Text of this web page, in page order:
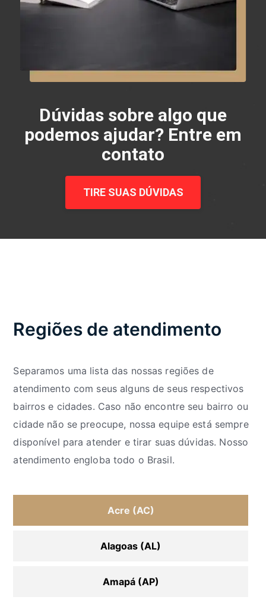
Dúvidas sobre algo que
podemos ajudar? Entre em
contato
TIRE SUAS DÚVIDAS
Regiões de atendimento
Separamos uma lista das nossas regiões de
atendimento com seus alguns de seus respectivos
bairros e cidades. Caso não encontre seu bairro ou
cidade não se preocupe, nossa equipe está sempre
disponível para atender e tirar suas dúvidas. Nosso
atendimento engloba todo o Brasil.
Acre (AC)
Alagoas (AL)
Amapá (AP)